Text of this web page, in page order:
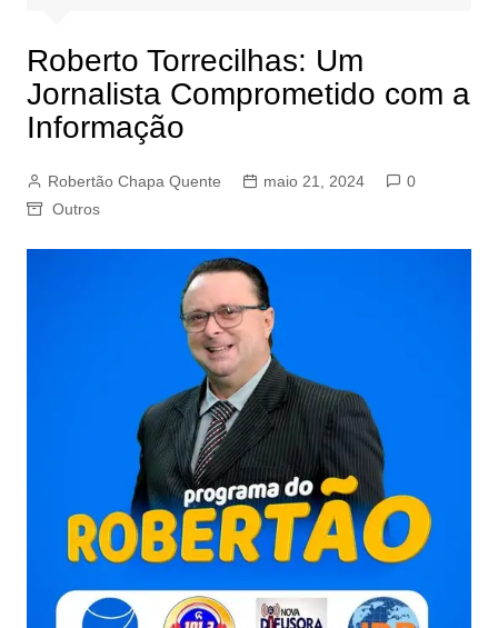
Roberto Torrecilhas: Um
Jornalista Comprometido com a
Informação
Robertão Chapa Quente maio 21, 2024
0
Outros